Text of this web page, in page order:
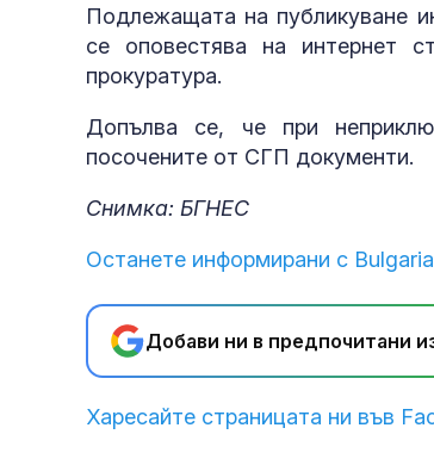
Подлежащата на публикуване
се оповестява на интернет
прокуратура.
Допълва се, че при
посочените от СГП документи.
Снимка: БГНЕС
Останете информирани с
Добави ни в предпочитани
Харесайте страницата ни във